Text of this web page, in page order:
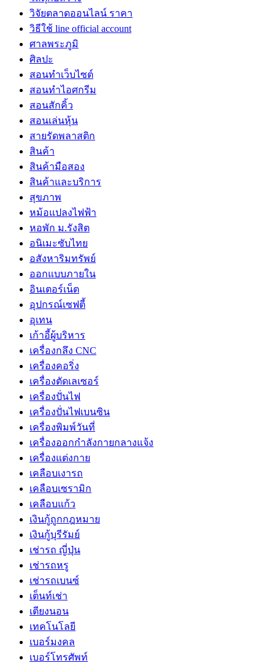
วิจัยตลาดออนไลน์ ราคา
วิธีใช้ line official account
ศาลพระภูมิ
ศิลปะ
สอนทำเว็บไซต์
สอนทำไอศกรีม
สอนสักคิ้ว
สอนเล่นหุ้น
สายรัดพลาสติก
สินค้า
สินค้ามือสอง
สินค้าและบริการ
สุขภาพ
หม้อแปลงไฟฟ้า
หอพัก ม.รังสิต
อนิเมะซับไทย
อสังหาริมทรัพย์
ออกแบบภายใน
อินเตอร์เน็ต
อุปกรณ์เซฟตี้
อุเทน
เก้าอี้ผู้บริหาร
เครื่องกลึง CNC
เครื่องคอริ่ง
เครื่องตัดเลเซอร์
เครื่องปั่นไฟ
เครื่องปั่นไฟเบนซิน
เครื่องพิมพ์วันที่
เครื่องออกกำลังกายกลางแจ้ง
เครื่องแต่งกาย
เคลือบเงารถ
เคลือบเซรามิก
เคลือบแก้ว
เงินกู้ถูกกฎหมาย
เงินกู้บุรีรัมย์
เช่ารถ ญี่ปุ่น
เช่ารถหรู
เช่ารถเบนซ์
เต็นท์เช่า
เตียงนอน
เทคโนโลยี
เบอร์มงคล
เบอร์โทรศัพท์